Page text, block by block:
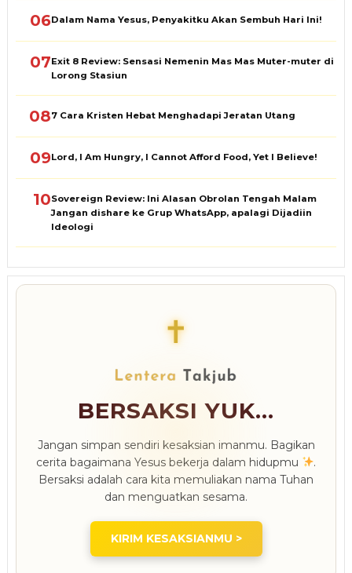
06Dalam Nama Yesus, Penyakitku Akan Sembuh Hari Ini!
07Exit 8 Review: Sensasi Nemenin Mas Mas Muter-muter di
Lorong Stasiun
087 Cara Kristen Hebat Menghadapi Jeratan Utang
09Lord, I Am Hungry, I Cannot Afford Food, Yet I Believe!
10Sovereign Review: Ini Alasan Obrolan Tengah Malam
Jangan dishare ke Grup WhatsApp, apalagi Dijadiin
Ideologi
✝
BERSAKSI YUK...
Jangan simpan sendiri kesaksian imanmu. Bagikan
cerita bagaimana Yesus bekerja dalam hidupmu
.
Bersaksi adalah cara kita memuliakan nama Tuhan
dan menguatkan sesama.
KIRIM KESAKSIANMU >